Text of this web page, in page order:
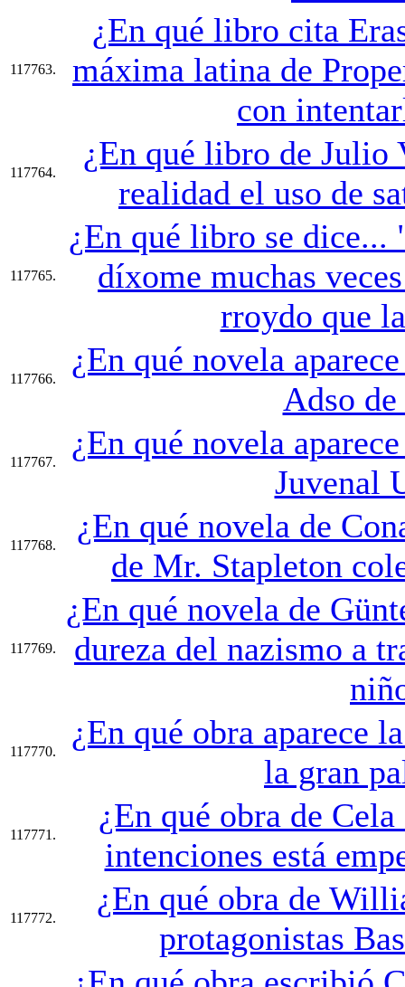
117763.
¿En qué libro cita
máxima latina de
con
117764.
¿En qué libro de Julio
realidad el uso de
117765.
¿En qué libro se dice...
díxome muchas
rroydo que
117766.
¿En qué novela
Adso
117767.
¿En qué novela
Juvenal
117768.
¿En qué novela de
de Mr. Stapleton
117769.
¿En qué novela de
dureza del nazismo a
117770.
¿En qué obra aparece
la gran
117771.
¿En qué obra de
intenciones está
117772.
¿En qué obra de
protagonistas